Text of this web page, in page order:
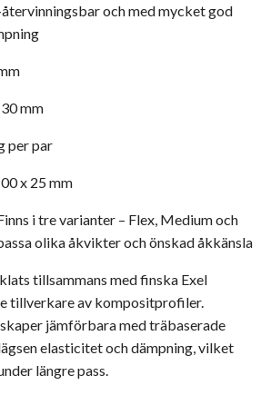
och med mycket god
mm
per par
x 25 mm
i tre varianter – Flex, Medium och
olika åkvikter och önskad åkkänsla
tillsammans med finska Exel
tillverkare av kompositprofiler.
jämförbara med träbaserade
elasticitet och dämpning, vilket
längre pass.